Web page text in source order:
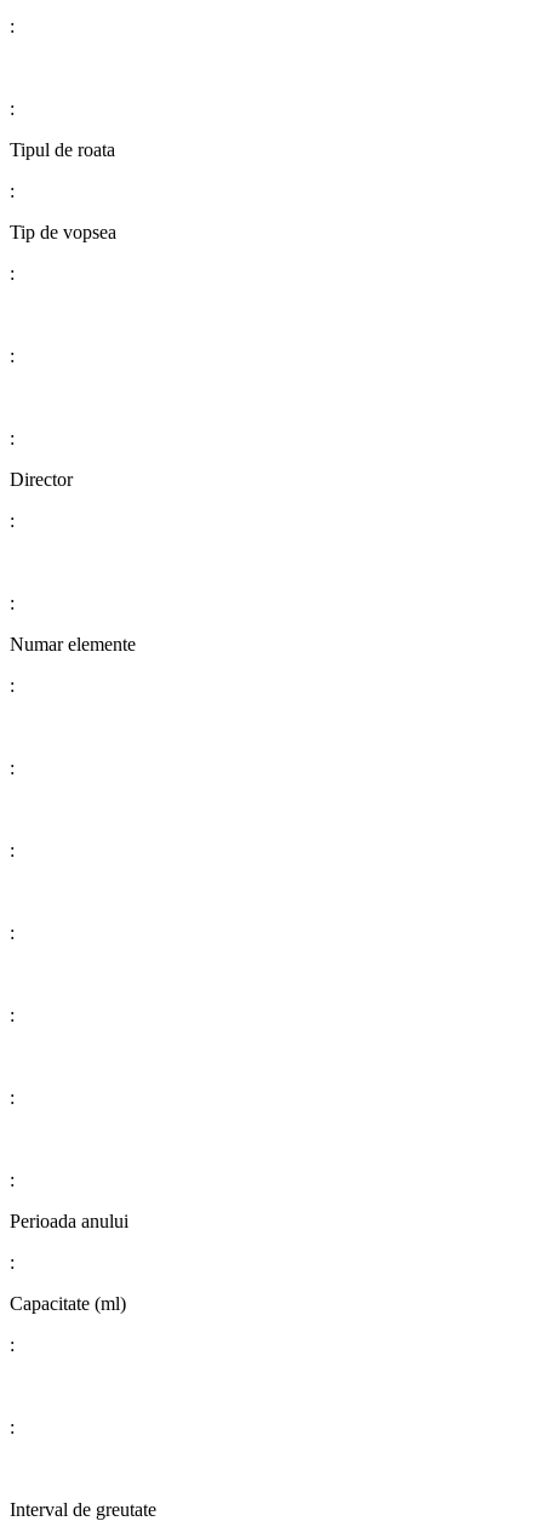
:
:
​​​​​​​​​​​​​​Tipul de roata
:
​​​​​​​​​​​​​​Tip de vopsea
:
:
:
​​​​​​​​​​​​​​Director
:
:
Numar elemente
:
:
:
:
:
:
:
Perioada anului
:
​​​​​​​​​​​​​​Capacitate (ml)
:
:
​​​​​​​Interval de greutate